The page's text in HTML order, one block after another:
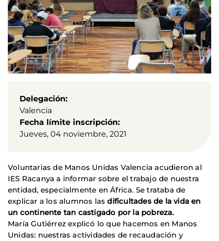
Delegación
Valencia
Fecha límite inscripción
Jueves, 04 noviembre, 2021
Voluntarias de Manos Unidas Valencia acudieron al
IES Racanya a informar sobre el trabajo de nuestra
entidad, especialmente en África. Se trataba de
explicar a los alumnos lasdificultades de la vida en
un continente tan castigado por la pobreza.
María Gutiérrez explicó lo que hacemos en Manos
Unidas: nuestras actividades de recaudación y